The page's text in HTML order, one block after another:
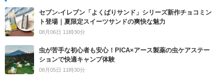
セブン‐イレブン「よくばりサンド」シリーズ新作チョコミン
ト登場｜夏限定スイーツサンドの爽快な魅力
08月06日 11時30分
虫が苦手な初心者も安心！PICA×アース製薬の虫ケアステー
ションで快適キャンプ体験
08月05日 11時30分